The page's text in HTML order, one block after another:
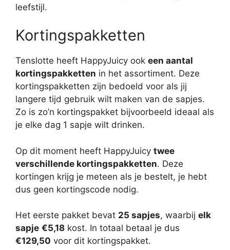
leefstijl.
Kortingspakketten
Tenslotte heeft HappyJuicy ook een aantal
kortingspakketten in het assortiment. Deze
kortingspakketten zijn bedoeld voor als jij
langere tijd gebruik wilt maken van de sapjes.
Zo is zo’n kortingspakket bijvoorbeeld ideaal als
je elke dag 1 sapje wilt drinken.
Op dit moment heeft HappyJuicy twee
verschillende kortingspakketten. Deze
kortingen krijg je meteen als je bestelt, je hebt
dus geen kortingscode nodig.
Het eerste pakket bevat 25 sapjes, waarbij elk
sapje €5,18 kost. In totaal betaal je dus
€129,50 voor dit kortingspakket.